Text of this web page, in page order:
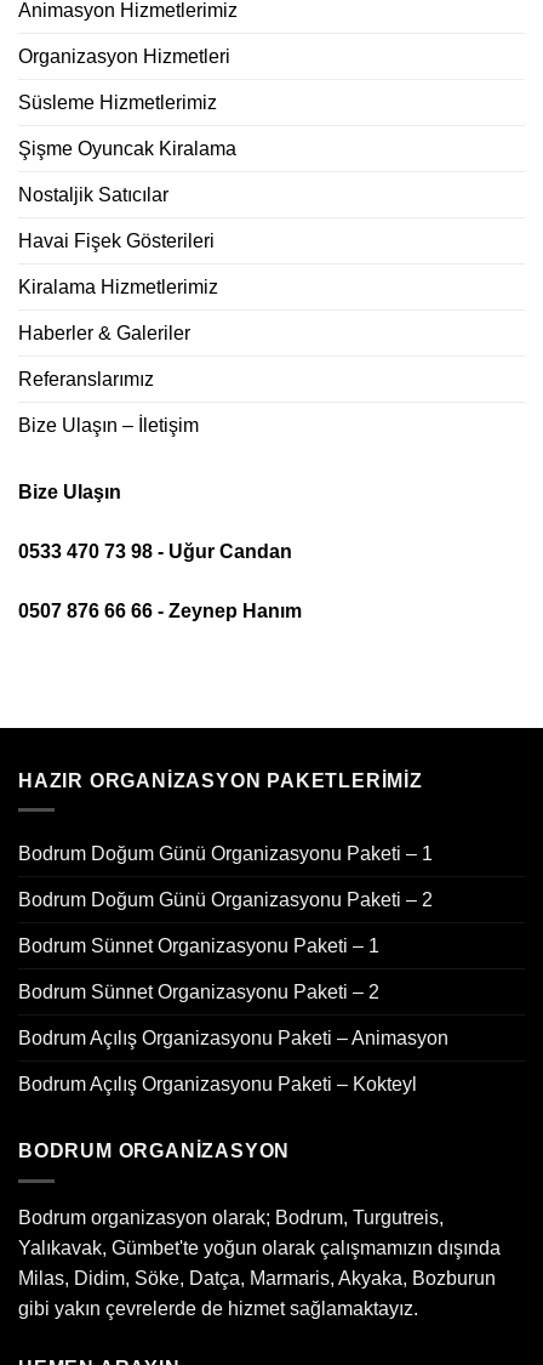
Animasyon Hizmetlerimiz
Organizasyon Hizmetleri
Süsleme Hizmetlerimiz
Şişme Oyuncak Kiralama
Nostaljik Satıcılar
Havai Fişek Gösterileri
Kiralama Hizmetlerimiz
Haberler & Galeriler
Referanslarımız
Bize Ulaşın – İletişim
Bize Ulaşın
0533 470 73 98 - Uğur Candan
0507 876 66 66 - Zeynep Hanım
HAZIR ORGANIZASYON PAKETLERIMIZ
Bodrum Doğum Günü Organizasyonu Paketi – 1
Bodrum Doğum Günü Organizasyonu Paketi – 2
Bodrum Sünnet Organizasyonu Paketi – 1
Bodrum Sünnet Organizasyonu Paketi – 2
Bodrum Açılış Organizasyonu Paketi – Animasyon
Bodrum Açılış Organizasyonu Paketi – Kokteyl
BODRUM ORGANIZASYON
Bodrum organizasyon olarak; Bodrum, Turgutreis,
Yalıkavak, Gümbet'te yoğun olarak çalışmamızın dışında
Milas, Didim, Söke, Datça, Marmaris, Akyaka, Bozburun
gibi yakın çevrelerde de hizmet sağlamaktayız.